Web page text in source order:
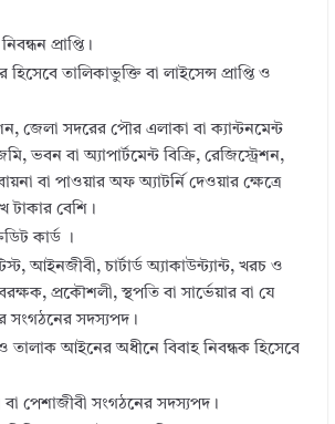
প্রাপ্তি।
হিসেবে তালিকাভুক্তি বা লাইসেন্স প্রাপ্তি ও
জেলা সদরের পৌর এলাকা বা ক্যান্টনমেন্ট
ভবন বা অ্যাপার্টমেন্ট বিক্রি, রেজিস্ট্রেশন,
বা পাওয়ার অফ অ্যাটর্নি দেওয়ার ক্ষেত্রে
টাকার বেশি।
কার্ড ।
আইনজীবী, চার্টার্ড অ্যাকাউন্ট্যান্ট, খরচ ও
প্রকৌশলী, স্থপতি বা সার্ভেয়ার বা যে
সংগঠনের সদস্যপদ।
তালাক আইনের অধীনে বিবাহ নিবন্ধক হিসেবে
পেশাজীবী সংগঠনের সদস্যপদ।